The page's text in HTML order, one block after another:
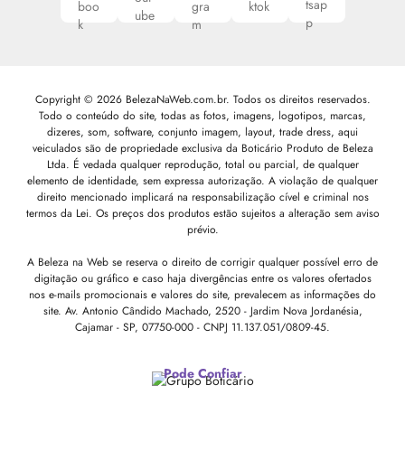
Copyright © 2026 BelezaNaWeb.com.br. Todos os direitos reservados.
Todo o conteúdo do site, todas as fotos, imagens, logotipos, marcas,
dizeres, som, software, conjunto imagem, layout, trade dress, aqui
veiculados são de propriedade exclusiva da Boticário Produto de Beleza
Ltda. É vedada qualquer reprodução, total ou parcial, de qualquer
elemento de identidade, sem expressa autorização. A violação de qualquer
direito mencionado implicará na responsabilização cível e criminal nos
termos da Lei. Os preços dos produtos estão sujeitos a alteração sem aviso
prévio.
A Beleza na Web se reserva o direito de corrigir qualquer possível erro de
digitação ou gráfico e caso haja divergências entre os valores ofertados
nos e-mails promocionais e valores do site, prevalecem as informações do
site. Av. Antonio Cândido Machado, 2520 - Jardim Nova Jordanésia,
Cajamar - SP, 07750-000 - CNPJ 11.137.051/0809-45.
Pode Confiar